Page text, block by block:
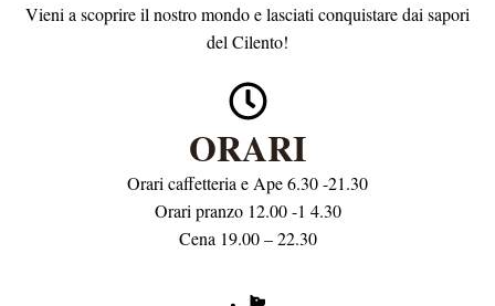
Vieni a scoprire il nostro mondo e lasciati conquistare dai sapori
del Cilento!
ORARI
Orari caffetteria e Ape 6.30 -21.30
Orari pranzo 12.00 -1 4.30
Cena 19.00 – 22.30